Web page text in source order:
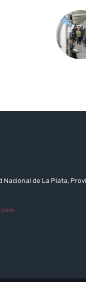
de La Plata,